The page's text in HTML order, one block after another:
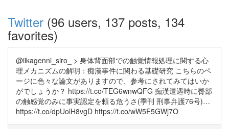
Twitter (96 users, 137 posts, 134
favorites)
@iikagenni_siro_ > 身体背面部での触覚情報処理に関する心
理メカニズムの解明：痴漢事件に関わる基礎研究 こちらのペ
ージに色々な論文がありますので、参考にされてみてはいか
がでしょうか？ https://t.co/TEG6wnwQFG 痴漢遭遇時に臀部
の触感覚のみに事実認定を頼る危うさ(季刊 刑事弁護76号)…
https://t.co/dpUolH8vgD https://t.co/wW5F5GWj7O